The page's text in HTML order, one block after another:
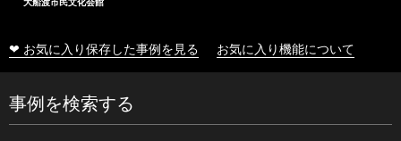
❤ お気に入り保存した事例を見る お気に入り機能について
事例を検索する